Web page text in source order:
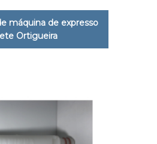
máquina de expresso
Ortigueira